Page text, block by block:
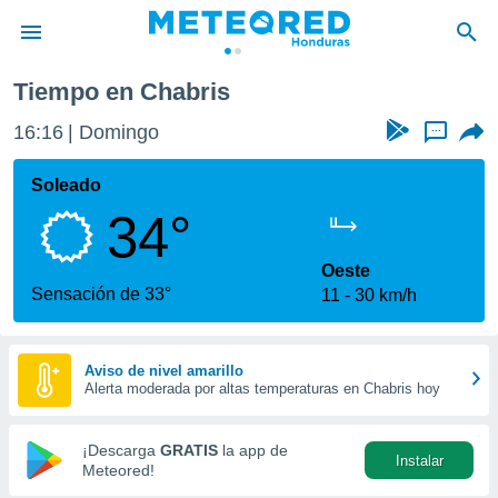
de
ha sido
calidad.
a este
las
y
forma
digital
basada
Tiempo en Chabris
16:16 Domingo ...
Soleado
34°
Sensación de 33°
Oeste
11
30 km/h
Aviso de nivel amarillo
Alerta moderada por altas temperaturas en Chabris hoy
¡Descarga GRATIS la app de
Meteored!
Instalar